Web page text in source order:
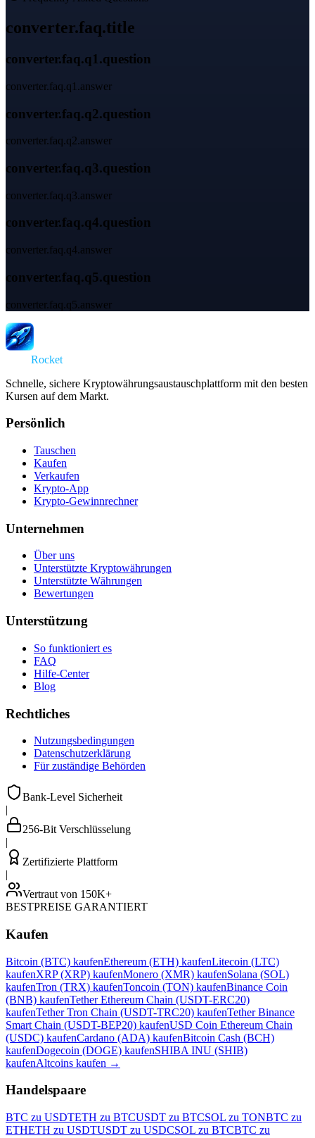
converter.faq.title
converter.faq.q1.question
converter.faq.q1.answer
converter.faq.q2.question
converter.faq.q2.answer
converter.faq.q3.question
converter.faq.q3.answer
converter.faq.q4.question
converter.faq.q4.answer
converter.faq.q5.question
converter.faq.q5.answer
Rocket
Schnelle, sichere Kryptowährungsaustauschplattform mit den besten
Kursen auf dem Markt.
Persönlich
Tauschen
Kaufen
Verkaufen
Krypto-App
Krypto-Gewinnrechner
Unternehmen
Über uns
Unterstützte Kryptowährungen
Unterstützte Währungen
Bewertungen
Unterstützung
So funktioniert es
FAQ
Hilfe-Center
Blog
Rechtliches
Nutzungsbedingungen
Datenschutzerklärung
Für zuständige Behörden
Bank-Level Sicherheit
|
256-Bit Verschlüsselung
|
Zertifizierte Plattform
|
Vertraut von 150K+
BESTPREISE GARANTIERT
Kaufen
Bitcoin (BTC) kaufenEthereum (ETH) kaufenLitecoin (LTC)
kaufenXRP (XRP) kaufenMonero (XMR) kaufenSolana (SOL)
kaufenTron (TRX) kaufenToncoin (TON) kaufenBinance Coin
(BNB) kaufenTether Ethereum Chain (USDT-ERC20)
kaufenTether Tron Chain (USDT-TRC20) kaufenTether Binance
Smart Chain (USDT-BEP20) kaufenUSD Coin Ethereum Chain
(USDC) kaufenCardano (ADA) kaufenBitcoin Cash (BCH)
kaufenDogecoin (DOGE) kaufenSHIBA INU (SHIB)
kaufenAltcoins kaufen →
Handelspaare
BTC zu USDTETH zu BTCUSDT zu BTCSOL zu TONBTC zu
ETHETH zu USDTUSDT zu USDCSOL zu BTCBTC zu